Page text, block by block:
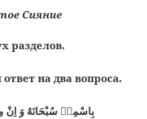
Сияние
разделов.
на два вопроса.
بِاسْمِهٖ سُبْحَانَهُ وَ اِنْ